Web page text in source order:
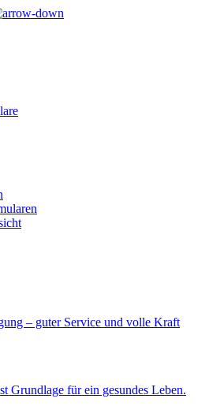
– guter Service und volle Kraft
Grundlage für ein gesundes Leben.